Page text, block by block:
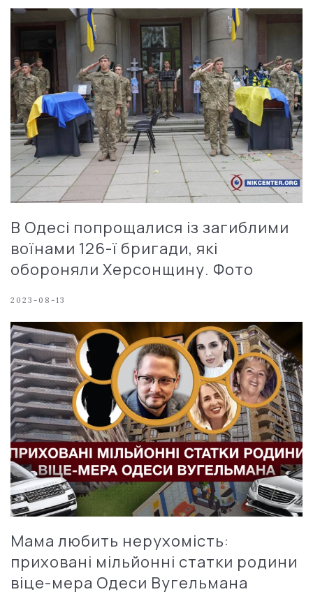
В Одесі попрощалися із загиблими
воїнами 126-ї бригади, які
обороняли Херсонщину. Фото
2023-08-13
Мама любить нерухомість:
приховані мільйонні статки родини
віце-мера Одеси Вугельмана